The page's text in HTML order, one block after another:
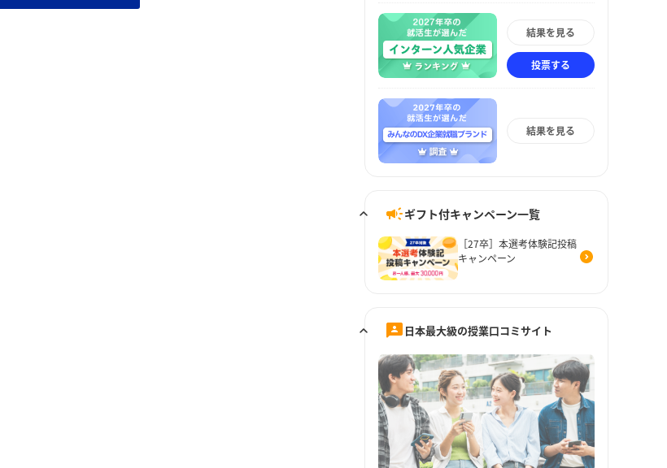
結果を見る
投票する
結果を見る
ギフト付キャンペーン一覧
［27卒］本選考体験記投稿
キャンペーン
日本最大級の授業口コミサイト